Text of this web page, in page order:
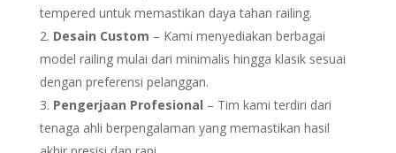
tempered untuk memastikan daya tahan railing.
Desain Custom – Kami menyediakan berbagai
model railing mulai dari minimalis hingga klasik sesuai
dengan preferensi pelanggan.
Pengerjaan Profesional – Tim kami terdiri dari
tenaga ahli berpengalaman yang memastikan hasil